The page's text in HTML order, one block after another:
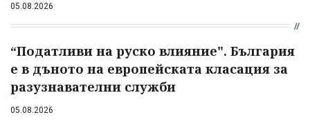
05.08.2026
“Податливи на руско влияние". България
е в дъното на европейската класация за
разузнавателни служби
05.08.2026